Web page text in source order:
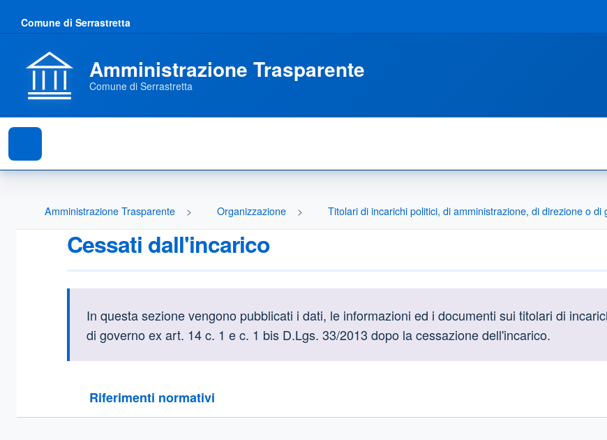
Comune di Serrastretta
Amministrazione Trasparente
Comune di Serrastretta
Amministrazione Trasparente Organizzazione Titolari di incarichi politici, di amministrazione, di direzione o di
Cessati dall'incarico
Informazioni introduttive
In questa sezione vengono pubblicati i dati, le informazioni ed i documenti sui titolari di
di governo ex art. 14 c. 1 e c. 1 bis D.Lgs. 33/2013 dopo la cessazione dell'incarico.
Riferimenti normativi
Sezione compressa